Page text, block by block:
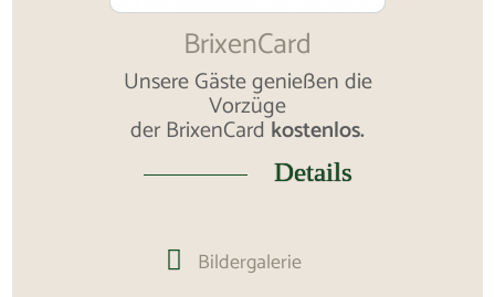
BrixenCard
Unsere Gäste genießen die
Vorzüge
der BrixenCard kostenlos.
Details
 Bildergalerie